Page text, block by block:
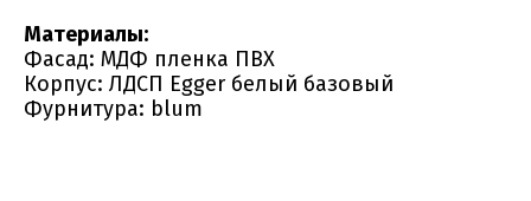
Материалы:
Фасад: МДФ пленка ПВХ
Корпус: ЛДСП Egger белый базовый
Фурнитура: blum